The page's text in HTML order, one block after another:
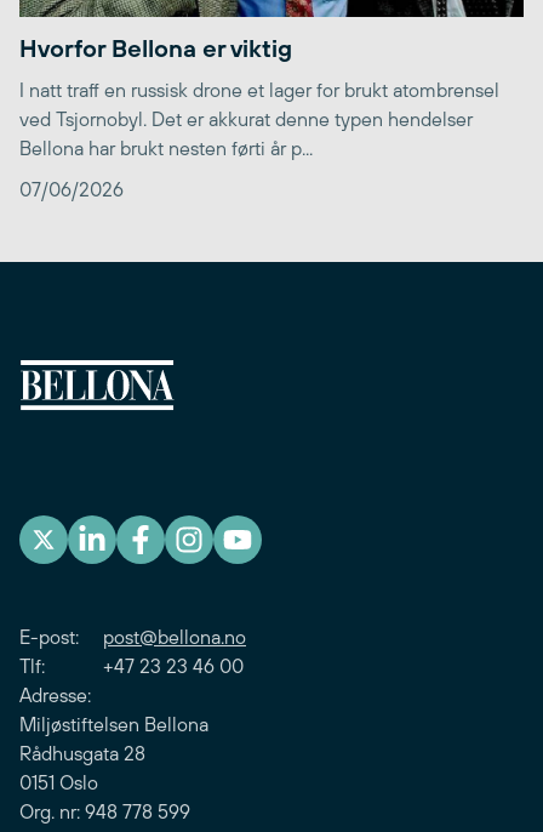
Hvorfor Bellona er viktig
I natt traff en russisk drone et lager for brukt atombrensel
ved Tsjornobyl. Det er akkurat denne typen hendelser
Bellona har brukt nesten førti år p...
07/06/2026
E-post: post@bellona.no
Tlf: +47 23 23 46 00
Adresse:
Miljøstiftelsen Bellona
Rådhusgata 28
0151 Oslo
Org. nr: 948 778 599